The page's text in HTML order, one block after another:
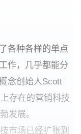
各种各样的单点
作，几乎都能分
念创始人Scott
存在的营销科技
发展。
市场已经扩张到